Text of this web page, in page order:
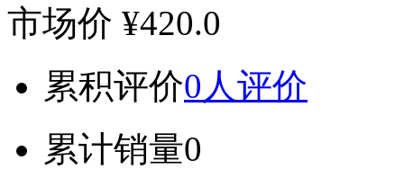
市场价 ¥420.0
累积评价0人评价
累计销量0